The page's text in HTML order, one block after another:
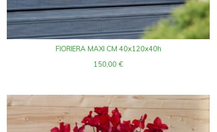
FIORIERA MAXI CM 40x120x40h
150,00€